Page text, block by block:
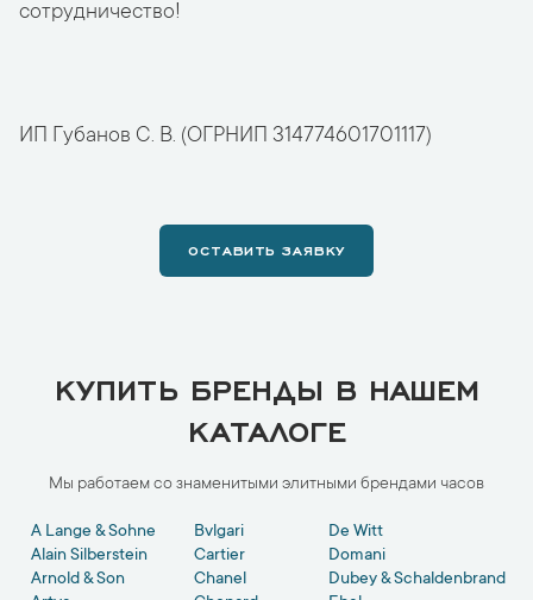
сотрудничество!
ИП Губанов С. В. (ОГРНИП 314774601701117)
ОСТАВИТЬ ЗАЯВКУ
КУПИТЬ БРЕНДЫ В НАШЕМ
КАТАЛОГЕ
Мы работаем со знаменитыми элитными брендами часов
A Lange & Sohne
Alain Silberstein
Arnold & Son
Bvlgari
Cartier
Chanel
De Witt
Domani
Dubey & Schaldenbrand